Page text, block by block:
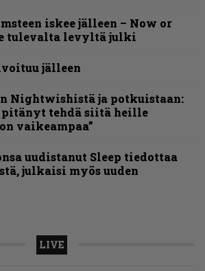
iskee jälleen – Now or
tulevalta levyltä julki
jälleen
Nightwishistä ja potkuistaan:
tehdä siitä heille
vaikeampaa”
uudistanut Sleep tiedottaa
julkaisi myös uuden
LIVE